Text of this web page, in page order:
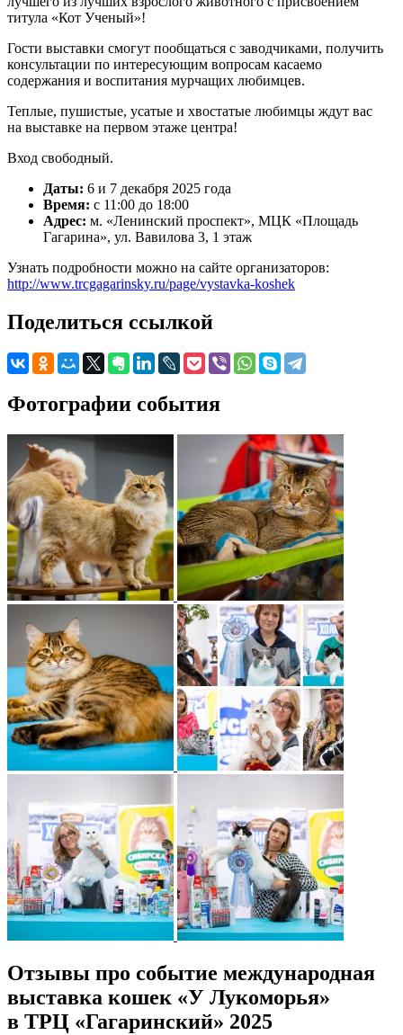
титула «Кот Ученый»!
Гости выставки смогут пообщаться с заводчиками, получить
консультации по интересующим вопросам касаемо
содержания и воспитания мурчащих любимцев.
Теплые, пушистые, усатые и хвостатые любимцы ждут вас
на выставке на первом этаже центра!
Вход свободный.
Даты: 6 и 7 декабря 2025 года
Время: с 11:00 до 18:00
Адрес: м. «Ленинский проспект», МЦК «Площадь
Гагарина», ул. Вавилова 3, 1 этаж
Узнать подробности можно на сайте организаторов:
http://www.trcgagarinsky.ru/page/vystavka-koshek
Поделиться ссылкой
Фотографии события
Отзывы про событие международная
выставка кошек «У Лукоморья»
в ТРЦ «Гагаринский» 2025